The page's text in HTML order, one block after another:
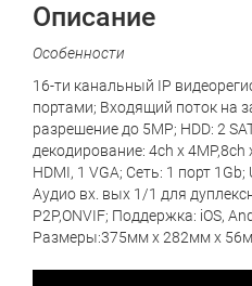
Описание
Особенности
16-ти канальный IP
портами; Входящий поток на
разрешение до 5MP; HDD: 2
декодирование: 4ch х
HDMI, 1 VGA; Сеть: 1 порт 1Gb;
Аудио вх. вых 1/1 для
P2P,ONVIF; Поддержка: iOS,
Размеры:375мм x 282мм x